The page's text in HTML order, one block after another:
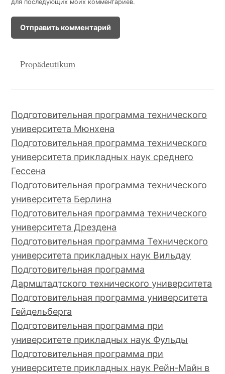
для последующих моих комментариев.
Propädeutikum
Подготовительная программа технического
университета Мюнхена
Подготовительная программа технического
университета прикладных наук среднего
Гессена
Подготовительная программа технического
университета Берлина
Подготовительная программа технического
университета Дрездена
Подготовительная программа Технического
университета прикладных наук Вильдау
Подготовительная программа
Дармштадтского технического университета
Подготовительная программа университета
Гейдельберга
Подготовительная программа при
университете прикладных наук Фульды
Подготовительная программа при
университете прикладных наук Рейн-Майн в